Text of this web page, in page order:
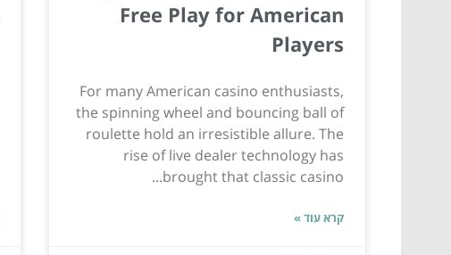
Free Play for American
Players
For many American casino enthusiasts,
the spinning wheel and bouncing ball of
roulette hold an irresistible allure. The
rise of live dealer technology has
brought that classic casino...
קרא עוד »